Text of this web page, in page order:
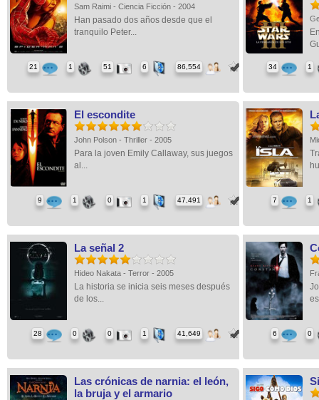
Sam Raimi - Ciencia Ficción - 2004
Han pasado dos años desde que el
tranquilo Peter...
21 1 51 6 86,554 34 1
El escondite
John Polson - Thriller - 2005
Para la joven Emily Callaway, sus juegos
al...
9 1 0 1 47,491 7 1
La señal 2
Hideo Nakata - Terror - 2005
La historia se inicia seis meses después
de los...
28 0 0 1 41,649 6 0
Las crónicas de narnia: el león,
la bruja y el armario